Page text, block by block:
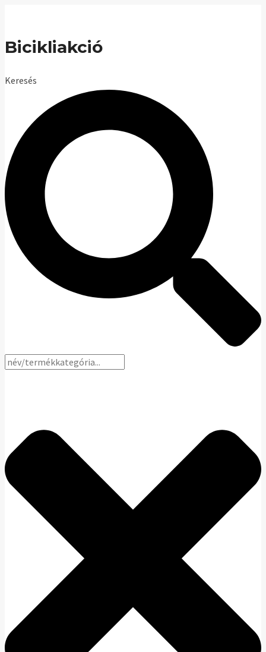
content
Bicikliakció
Keresés